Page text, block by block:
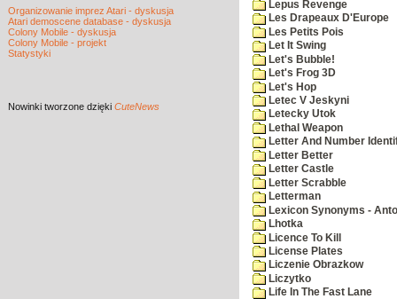
Organizowanie imprez Atari - dyskusja
Atari demoscene database - dyskusja
Colony Mobile - dyskusja
Colony Mobile - projekt
Statystyki
Nowinki tworzone dzięki CuteNews
Lepus Revenge
Les Drapeaux D'Europe
Les Petits Pois
Let It Swing
Let's Bubble!
Let's Frog 3D
Let's Hop
Letec V Jeskyni
Letecky Utok
Lethal Weapon
Letter And Number
Letter Better
Letter Castle
Letter Scrabble
Letterman
Lexicon Synonyms -
Lhotka
Licence To Kill
License Plates
Liczenie Obrazkow
Liczytko
Life In The Fast Lane